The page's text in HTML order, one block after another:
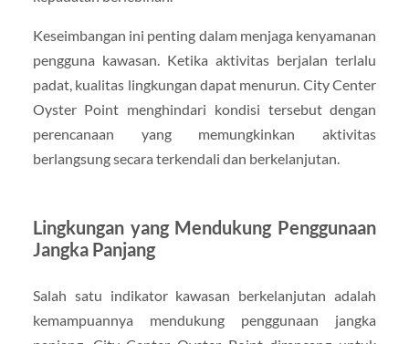
Keseimbangan ini penting dalam menjaga kenyamanan
pengguna kawasan. Ketika aktivitas berjalan terlalu
padat, kualitas lingkungan dapat menurun. City Center
Oyster Point menghindari kondisi tersebut dengan
perencanaan yang memungkinkan aktivitas
berlangsung secara terkendali dan berkelanjutan.
Lingkungan yang Mendukung Penggunaan
Jangka Panjang
Salah satu indikator kawasan berkelanjutan adalah
kemampuannya mendukung penggunaan jangka